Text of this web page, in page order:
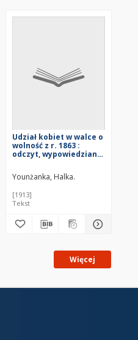
Instytut Badań Literackich. Wydawnictwo.
Udział kobiet w walce o
wolność z r. 1863 :
odczyt, wypowiedziany
rocznicy powstania
1863 rokuc
Younżanka, Halka.
[1913]
Tekst
Więcej